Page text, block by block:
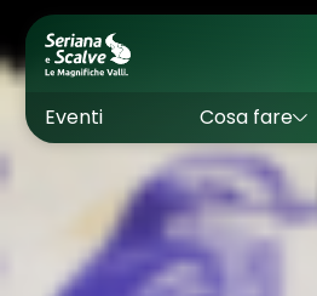
Eventi Cosa fare
Cultura
Esperienze
Dove dormire
Come muoversi
Uffici turistici